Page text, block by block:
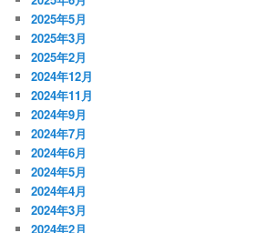
2025年5月
2025年3月
2025年2月
2024年12月
2024年11月
2024年9月
2024年7月
2024年6月
2024年5月
2024年4月
2024年3月
2024年2月